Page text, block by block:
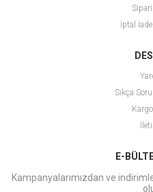
İptal
Sıkça
E-
Kampanyalarımızdan ve